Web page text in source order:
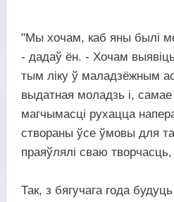
"Мы хочам, каб яны былі
- дадаў ён. - Хочам
тым ліку ў маладзёжным
выдатная моладзь і,
магчымасці рухацца
створаны ўсе ўмовы для
праяўлялі сваю творчасць,
Так, з бягучага года